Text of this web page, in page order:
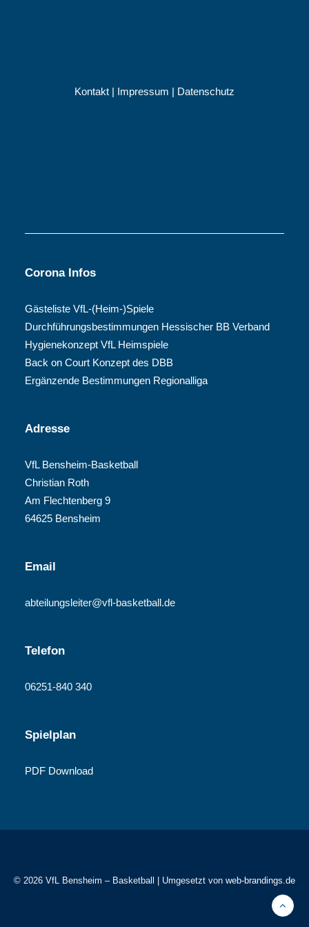
Kontakt | Impressum | Datenschutz
Corona Infos
Gästeliste VfL-(Heim-)Spiele
Durchführungsbestimmungen Hessischer BB Verband
Hygienekonzept VfL Heimspiele
Back on Court Konzept des DBB
Ergänzende Bestimmungen Regionalliga
Adresse
VfL Bensheim-Basketball
Christian Roth
Am Flechtenberg 9
64625 Bensheim
Email
abteilungsleiter@vfl-basketball.de
Telefon
06251-840 340
Spielplan
PDF Download
© 2026 VfL Bensheim – Basketball | Umgesetzt von web-brandings.de